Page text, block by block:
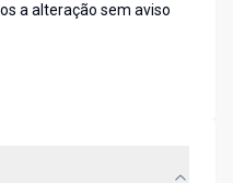
a alteração sem aviso